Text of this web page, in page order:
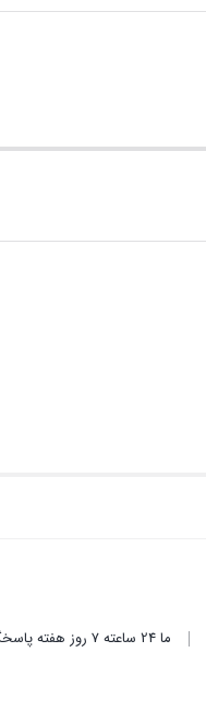
ما 24 ساعته 7 روز هفته پاسخگوی شما هستیم.